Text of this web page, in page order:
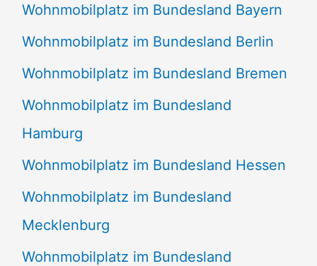
Wohnmobilplatz im Bundesland Bayern
Wohnmobilplatz im Bundesland Berlin
Wohnmobilplatz im Bundesland Bremen
Wohnmobilplatz im Bundesland
Hamburg
Wohnmobilplatz im Bundesland Hessen
Wohnmobilplatz im Bundesland
Mecklenburg
Wohnmobilplatz im Bundesland